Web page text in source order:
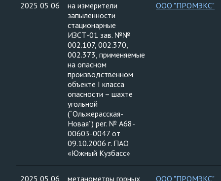
2025 05 06
на измерители
запыленности
стационарные
ИЗСТ-01 зав. №№
002.107, 002.370,
002.373, применяемые
на опасном
производственном
объекте I класса
опасности – шахте
угольной
(“Ольжерасская-
Новая”) рег. № А68-
00603-0047 от
09.10.2006 г. ПАО
«Южный Кузбасс»
ООО "ПРОМЭКС"
2025 05 06
метанометры горных
ООО "ПРОМЭКС"